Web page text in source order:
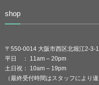
shop
〒550-0014 大阪市西区北堀江2-3-
平日 ： 11am – 20pm
土日祝： 10am – 19pm
（最終受付時間はスタッフにより違